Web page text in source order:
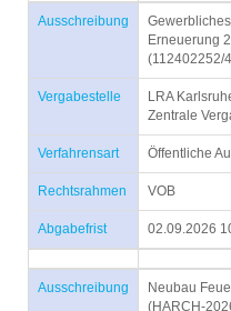
Ausschreibung
Erneuerung
(112402252/
Vergabestelle
LRA
Zentrale
Verfahrensart Öffentliche
Rechtsrahmen VOB
Abgabefrist 02.09.2026
Ausschreibung
Neubau
(HARCH-